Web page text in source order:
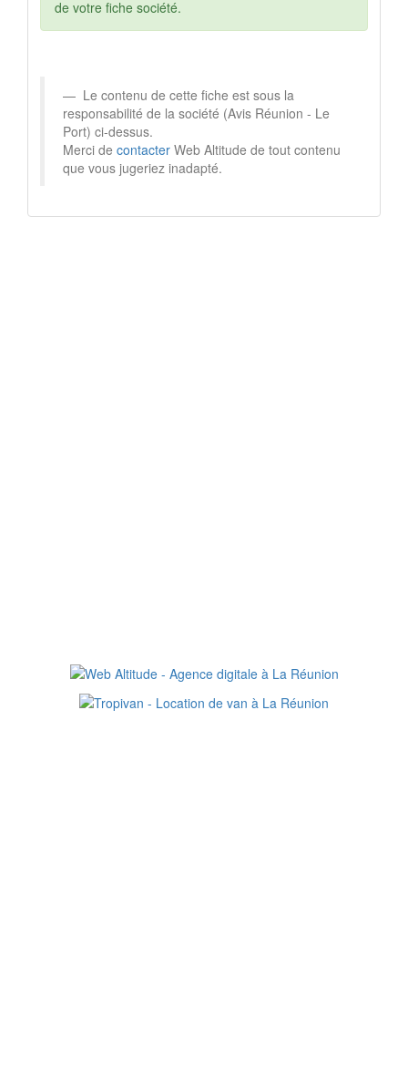
de votre fiche société.
Le contenu de cette fiche est sous la
responsabilité de la société (Avis Réunion - Le
Port) ci-dessus.
Merci de contacter Web Altitude de tout contenu
que vous jugeriez inadapté.